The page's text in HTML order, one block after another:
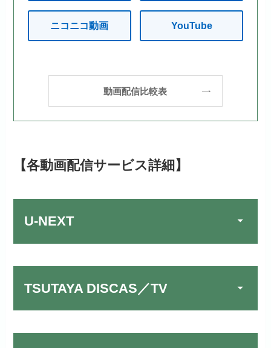
ニコニコ動画 YouTube
動画配信比較表
【各動画配信サービス詳細】
U-NEXT
TSUTAYA DISCAS／TV